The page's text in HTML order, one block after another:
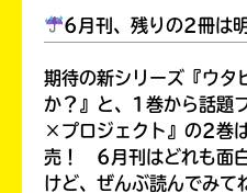
6月刊、残りの2冊は
期待の新シリーズ『ウタ
か？』と、1巻から話題
×プロジェクト』の2巻
売！ 6月刊はどれも面
けど、ぜんぶ読んでみて